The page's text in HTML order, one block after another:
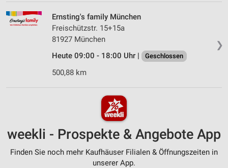
❯
Ernsting's family München
Freischützstr. 15+15a
81927 München
Heute 09:00 - 18:00 Uhr |
Geschlossen
500,88 km
weekli - Prospekte & Angebote App
Finden Sie noch mehr Kaufhäuser Filialen & Öffnungszeiten in
unserer App.